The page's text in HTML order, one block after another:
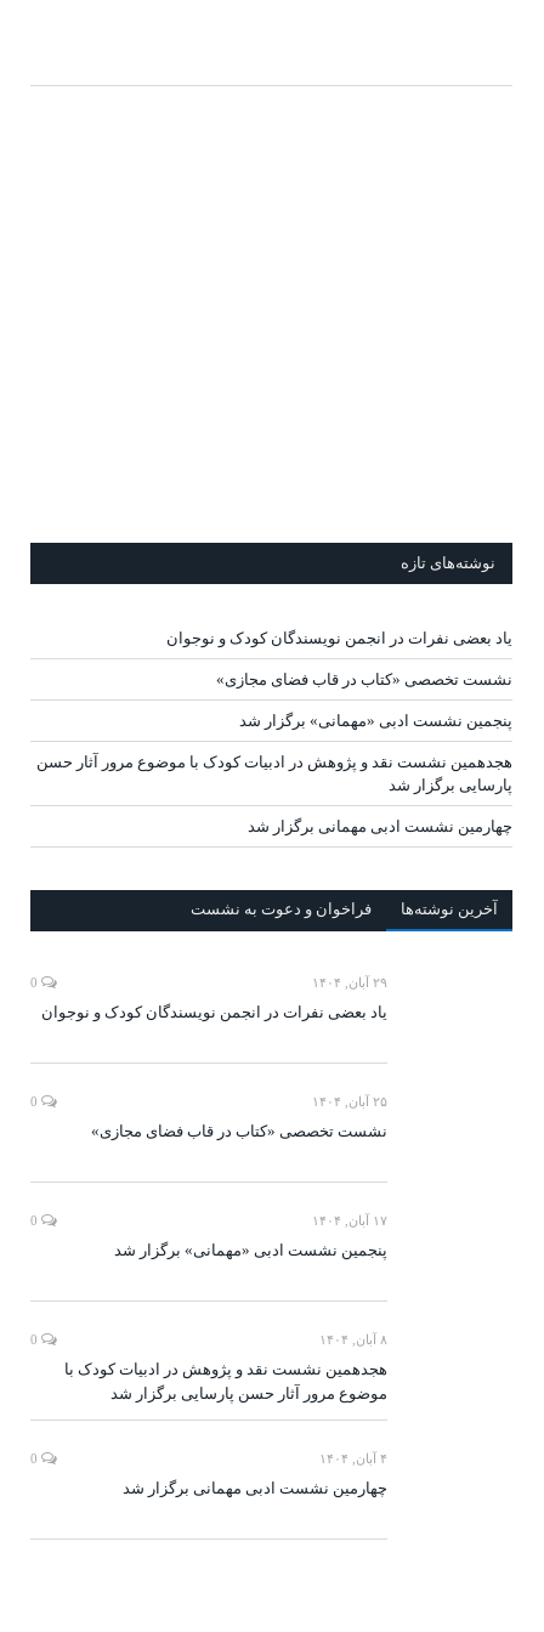
نوشته‌های تازه
یاد بعضی نفرات در انجمن نویسندگان کودک و نوجوان
نشست تخصصی «کتاب در قاب فضای مجازی»
پنجمین نشست ادبی «مهمانی» برگزار شد
هجدهمین نشست نقد و پژوهش در ادبیات کودک با موضوع مرور آثار حسن
پارسایی برگزار شد
چهارمین نشست ادبی مهمانی برگزار شد
آخرين‌ نوشته‌ها فراخوان و دعوت به نشست
۲۹ آبان, ۱۴۰۴
یاد بعضی نفرات در انجمن نویسندگان کودک و نوجوان
۲۵ آبان, ۱۴۰۴
نشست تخصصی «کتاب در قاب فضای مجازی»
۱۷ آبان, ۱۴۰۴
پنجمین نشست ادبی «مهمانی» برگزار شد
۸ آبان, ۱۴۰۴
هجدهمین نشست نقد و پژوهش در ادبیات کودک با
موضوع مرور آثار حسن پارسایی برگزار شد
۴ آبان, ۱۴۰۴
چهارمین نشست ادبی مهمانی برگزار شد